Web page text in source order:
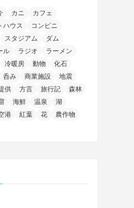
(35)
カニ
カフェ
ハウス
コンビニ
スタジアム
ダム
ル ラジオ
ラーメン
冷暖房 動物
化石
呑み 商業施設
地震
供 方言 旅行記
森林
海鮮 温泉
湖
港 紅葉 花
農作物